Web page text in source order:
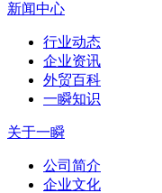
新闻中心
行业动态
企业资讯
外贸百科
一瞬知识
关于一瞬
公司简介
企业文化